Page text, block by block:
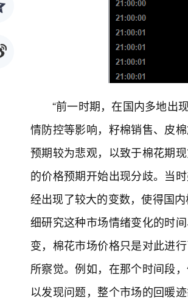
“前一时期，在国内多地出
情防控等影响，籽棉销售、皮
预期较为悲观，以致于棉花期
的价格预期开始出现分歧。当
经出现了较大的变数，使得国
细研究这种市场情绪变化的时
变，棉花市场价格只是对此进
所察觉。例如，在那个时间段
以发现问题，整个市场的回暖